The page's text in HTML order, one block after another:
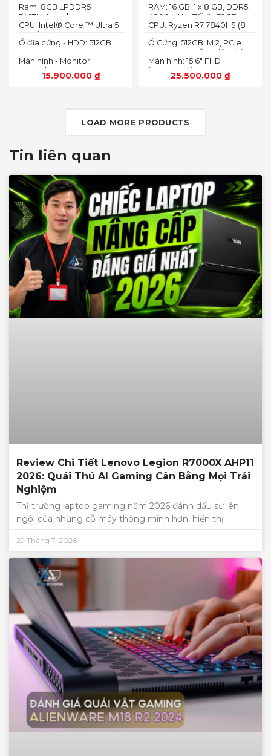
512GB, 14.0inch WUXGA
OLED, Win 11)
15.900.000 ₫
Màn hình - Monitor:
14.0inch WUXGA (1920 x
1200) 16:10, OLED, 500 nits,
Ổ đĩa cứng - HDD: 512GB
CPU: Intel® Core ™ Ultra 5
125H (3.60GHz up to
4.50GHz, 18MB Cache)
Ram: 8GB LPDDR5
7467MHz on board
8G, 15.6-inch FHD 165Hz
Windows 11 Dark Shadow
Gray
25.500.000 ₫
Màn hình: 15.6" FHD
(1920x1080) 165Hz, 3ms,
sRGB-100%,
Ổ Cứng: 512GB, M.2, PCIe
NVMe, SSD-Hỗ trợ lên đến
4 TB (2 khe SSD)
CPU: Ryzen R7 7840HS (8
Cores, 16 Threads, 24MB
Cache, 3.80 GHz up to 5.1
RAM: 16 GB, 1 x 8 GB, DDR5,
4800 MHz -Tối đa 32GB
LOAD MORE PRODUCTS
Tin liên quan
Review Chi Tiết Lenovo Legion R7000X AHP11
2026: Quái Thú AI Gaming Cân Bằng Mọi Trải
Nghiệm
Thị trường laptop gaming năm 2026 đánh dấu sự lên
ngôi của những cỗ máy thông minh hơn, hiển thị
29 Tháng 7, 2026